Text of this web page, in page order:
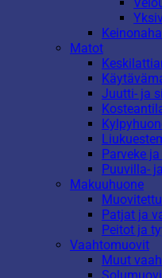
Matot
Juutti- ja
Parveke
Puuvilla-
Makuuhuone
Patjat ja
Peitot ja
Vaahtomuovit
Muut